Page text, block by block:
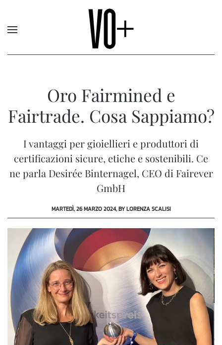
Oro Fairmined e
Fairtrade. Cosa Sappiamo?
I vantaggi per gioiellieri e produttori di
certificazioni sicure, etiche e sostenibili. Ce
ne parla Desirée Binternagel, CEO di Fairever
GmbH
MARTEDÌ, 26 MARZO 2024, BY LORENZA SCALISI